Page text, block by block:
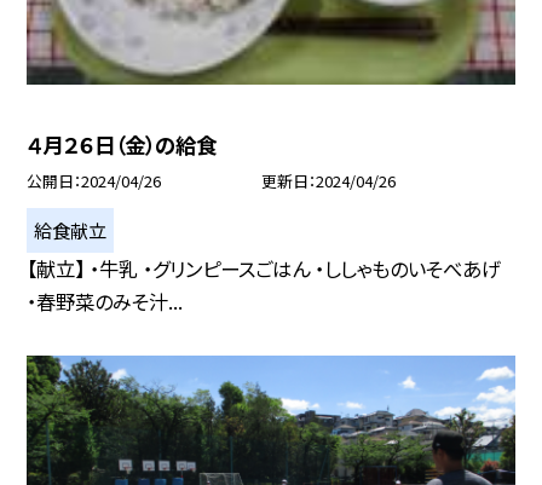
４月２６日（金）の給食
公開日 2024/04/26 更新日 2024/04/26
給食献立
【献立】 ・牛乳 ・グリンピースごはん ・ししゃものいそべあげ
・春野菜のみそ汁...